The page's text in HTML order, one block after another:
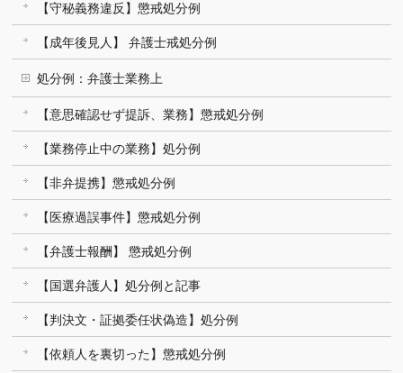
【守秘義務違反】懲戒処分例
【成年後見人】 弁護士戒処分例
処分例：弁護士業務上
【意思確認せず提訴、業務】懲戒処分例
【業務停止中の業務】処分例
【非弁提携】懲戒処分例
【医療過誤事件】懲戒処分例
【弁護士報酬】 懲戒処分例
【国選弁護人】処分例と記事
【判決文・証拠委任状偽造】処分例
【依頼人を裏切った】懲戒処分例